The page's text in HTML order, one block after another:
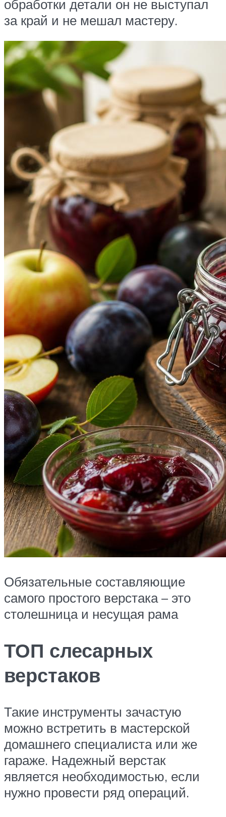
обработки детали он не выступал
за край и не мешал мастеру.
Обязательные составляющие
самого простого верстака – это
столешница и несущая рама
ТОП слесарных
верстаков
Такие инструменты зачастую
можно встретить в мастерской
домашнего специалиста или же
гараже. Надежный верстак
является необходимостью, если
нужно провести ряд операций.